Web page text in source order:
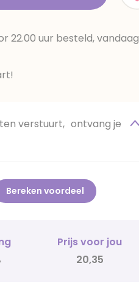
22.00 uur besteld, vandaag
verstuurt, ontvang je
Bereken voordeel
Prijs voor jou
20,35